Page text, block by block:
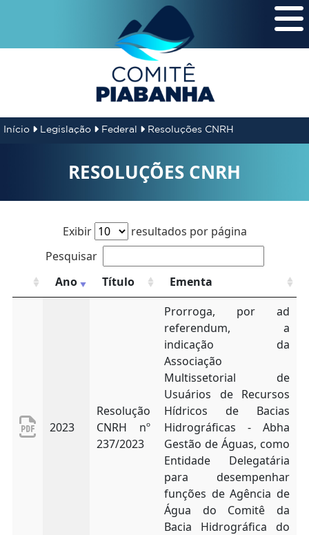
Início Legislação Federal Resoluções CNRH
RESOLUÇÕES CNRH
Exibir
resultados por página
Pesquisar
Ano
Título Ementa
2023
Resolução
CNRH nº
237/2023
Prorroga, por ad
referendum, a
indicação da
Associação
Multissetorial de
Usuários de Recursos
Hídricos de Bacias
Hidrográficas - Abha
Gestão de Águas, como
Entidade Delegatária
para desempenhar
funções de Agência de
Água do Comitê da
Bacia Hidrográfica do